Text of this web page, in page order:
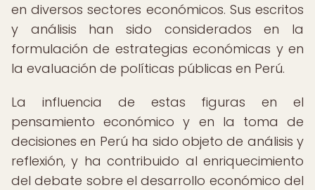
en diversos sectores económicos. Sus escritos
y análisis han sido considerados en la
formulación de estrategias económicas y en
la evaluación de políticas públicas en Perú.
La influencia de estas figuras en el
pensamiento económico y en la toma de
decisiones en Perú ha sido objeto de análisis y
reflexión, y ha contribuido al enriquecimiento
del debate sobre el desarrollo económico del